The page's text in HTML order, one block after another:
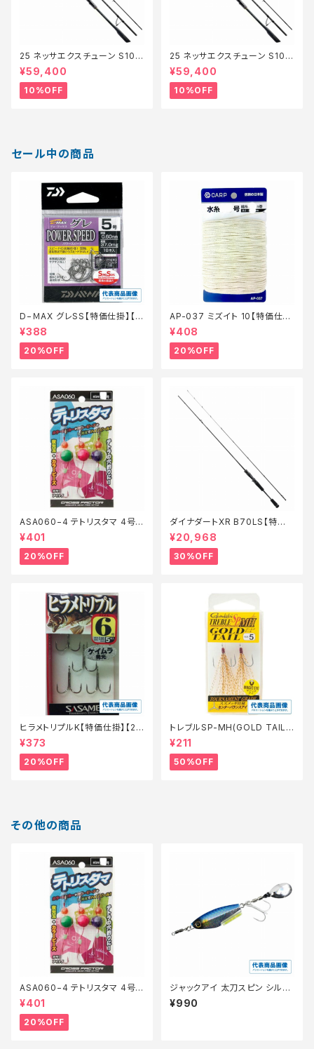
25 ネッサエクスチューン S101
0M+【継続セール_ロッド】【10】
¥59,400
10%OFF
25 ネッサエクスチューン S108
MH【継続セール_ロッド】【10】
¥59,400
10%OFF
セール中の商品
D−ＭAX グレSS【特価仕掛】【2
0】
¥388
20%OFF
AP-037 ミズイト 10【特価仕
掛】【20】
¥408
20%OFF
ASA060−4 テトリスタマ 4号
【特価仕掛】【20】
¥401
20%OFF
ダイナダートXR B70LS【特価
ロッド】【30】
¥20,968
30%OFF
ヒラメトリプルK【特価仕掛】【2
0】
¥373
20%OFF
トレブルSP-MH(GOLD TAIL)
8【特価仕掛】【50】
¥211
50%OFF
その他の商品
ASA060−4 テトリスタマ 4号
【特価仕掛】【20】
¥401
20%OFF
ジャックアイ 太刀スピン シルバ
ー青夜光ゼブラ FS418-40
¥990